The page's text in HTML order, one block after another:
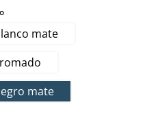
select
mate
mate